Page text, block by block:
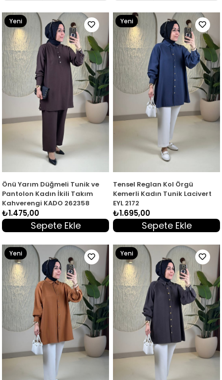
Önü Yarım Düğmeli Tunik ve
Pantolon Kadın İkili Takım
Kahverengi KADO 262358
₺1.475,00
Sepete Ekle
Yeni
Ürün
Tensel Reglan Kol Örgü
Kemerli Kadın Tunik Lacivert
EYL 2172
₺1.695,00
Sepete Ekle
Yeni
Ürün
Yeni
Ürün
Yeni
Ürün